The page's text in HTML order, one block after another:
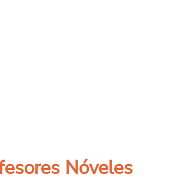
un problema latente
Nóveles